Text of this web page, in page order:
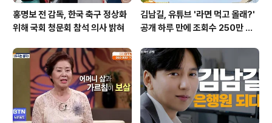
홍명보 전 감독, 한국 축구 정상화
위해 국회 청문회 참석 의사 밝혀
김남길, 유튜브 '라면 먹고 올래?'
공개 하루 만에 조회수 250만 돌